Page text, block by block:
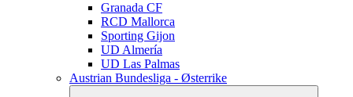
Granada CF
RCD Mallorca
Sporting Gijon
UD Almería
UD Las Palmas
Austrian Bundesliga - Østerrike